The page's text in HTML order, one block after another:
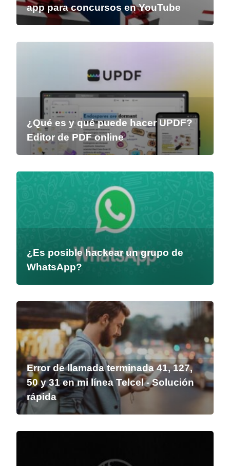
app para concursos en YouTube
¿Qué es y qué puede hacer UPDF?
Editor de PDF online
¿Es posible hackear un grupo de
WhatsApp?
Error de llamada terminada 41, 127,
50 y 31 en mi línea Telcel - Solución
rápida